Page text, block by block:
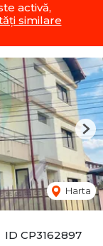
activă,
similare
ID CP3162897
Harta